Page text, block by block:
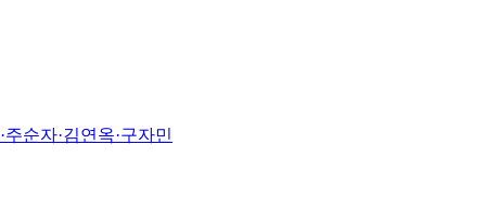
순자·김연옥·구자민